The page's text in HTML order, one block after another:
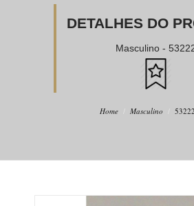
DETALHES DO
Masculino -
Home Masculino 53222